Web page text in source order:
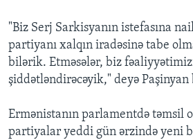
"Biz Serj Sarkisyanın istefasına
partiyanı xalqın iradəsinə tabe
bilərik. Etməsələr, biz
şiddətləndirəcəyik," deyə
Ermənistanın parlamentdə təmsil
partiyalar yeddi gün ərzində yeni